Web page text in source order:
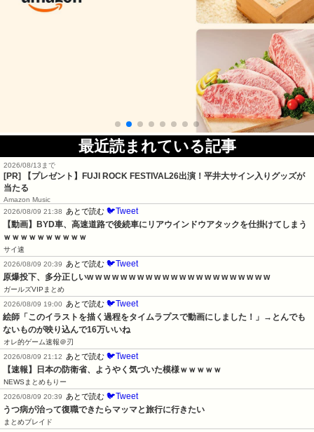
最近読まれている記事
2026/08/13まで
[PR] 【プレゼント】FUJI ROCK FESTIVAL26出演！平井大サイン入りグッズが
当たる
Amazon Music
2026/08/09 21:38 あとで読む 🐦Tweet
【動画】BYD車、高速道路で後続車にリアウインドウアタックを仕掛けてしまう
ｗｗｗｗｗｗｗｗｗｗ
サイ速
2026/08/09 20:39 あとで読む 🐦Tweet
原爆投下、多分正しいw w w w w w w w w w w w w w w w w w w w w w
ガールズVIPまとめ
2026/08/09 19:00 あとで読む 🐦Tweet
絵師「このイラストを描く過程をタイムラプスで動画にしました！」→とんでも
ないものが映り込んで16万いいね
オレ的ゲーム速報＠刃
2026/08/09 21:12 あとで読む 🐦Tweet
【速報】日本の防衛省、ようやく気づいた模様ｗｗｗｗｗ
NEWSまとめもりー
2026/08/09 20:39 あとで読む 🐦Tweet
うつ病が治って復職できたらマッマと旅行に行きたい
まとめブレイド